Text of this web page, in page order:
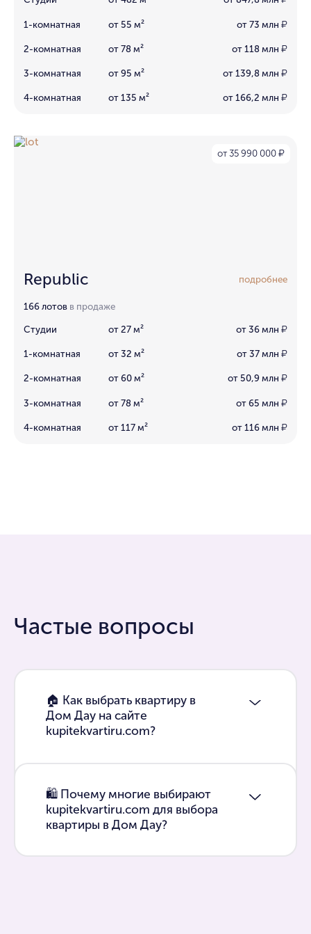
1-комнатная от 55 м² от 73 млн ₽
2-комнатная от 78 м² от 118 млн ₽
3-комнатная от 95 м² от 139,8 млн ₽
4-комнатная от 135 м² от 166,2 млн ₽
от 35 990 000 ₽
Republic подробнее
166 лотов в продаже
Студии от 27 м² от 36 млн ₽
1-комнатная от 32 м² от 37 млн ₽
2-комнатная от 60 м² от 50,9 млн ₽
3-комнатная от 78 м² от 65 млн ₽
4-комнатная от 117 м² от 116 млн ₽
Частые вопросы
🏠 Как выбрать квартиру в
Дом Дау на сайте
kupitekvartiru.com?
🛍 Почему многие выбирают
kupitekvartiru.com для выбора
квартиры в Дом Дау?